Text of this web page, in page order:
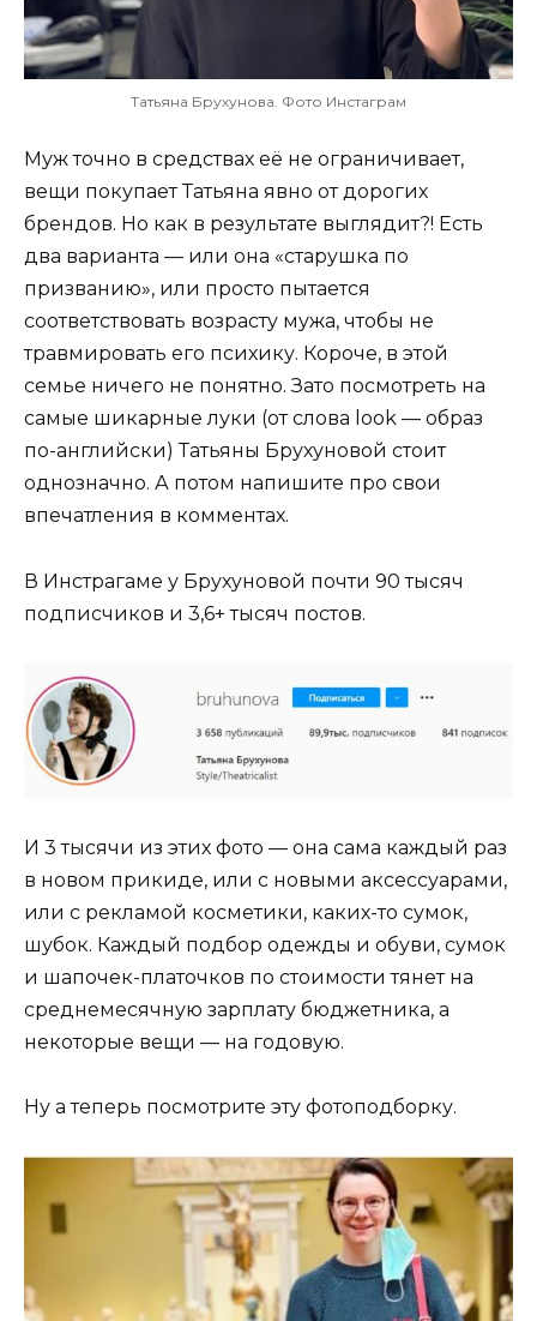
Татьяна Брухунова. Фото Инстаграм
Муж точно в средствах её не ограничивает,
вещи покупает Татьяна явно от дорогих
брендов. Но как в результате выглядит?! Есть
два варианта — или она «старушка по
призванию», или просто пытается
соответствовать возрасту мужа, чтобы не
травмировать его психику. Короче, в этой
семье ничего не понятно. Зато посмотреть на
самые шикарные луки (от слова look — образ
по-английски) Татьяны Брухуновой стоит
однозначно. А потом напишите про свои
впечатления в комментах.
В Инстрагаме у Брухуновой почти 90 тысяч
подписчиков и 3,6+ тысяч постов.
И 3 тысячи из этих фото — она сама каждый раз
в новом прикиде, или с новыми аксессуарами,
или с рекламой косметики, каких-то сумок,
шубок. Каждый подбор одежды и обуви, сумок
и шапочек-платочков по стоимости тянет на
среднемесячную зарплату бюджетника, а
некоторые вещи — на годовую.
Ну а теперь посмотрите эту фотоподборку.